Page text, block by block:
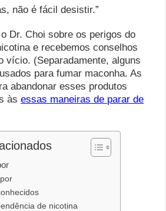
não é fácil desistir.”
Dr. Choi sobre os perigos do
e recebemos conselhos
vício. (Separadamente, alguns
​​para fumar maconha. As
abandonar esses produtos
àsessas maneiras de parar de
de nicotina